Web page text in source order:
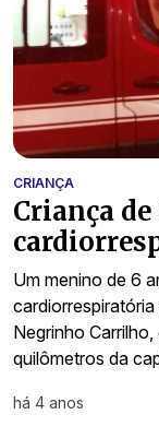
CRIANÇA
Criança
Um menino de 6
Negrinho
quilômetros da
há 4 anos